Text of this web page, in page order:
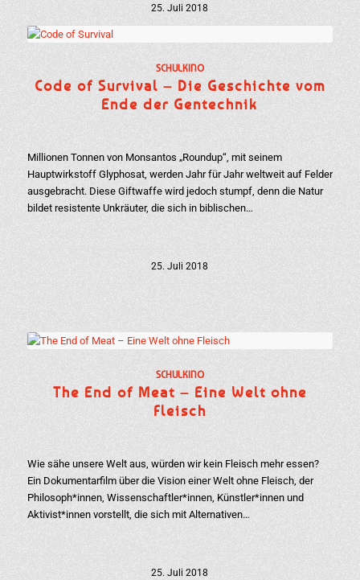
25. Juli 2018
SCHULKINO
Code of Survival – Die Geschichte vom
Ende der Gentechnik
Millionen Tonnen von Monsantos „Roundup“, mit seinem
Hauptwirkstoff Glyphosat, werden Jahr für Jahr weltweit auf Felder
ausgebracht. Diese Giftwaffe wird jedoch stumpf, denn die Natur
bildet resistente Unkräuter, die sich in biblischen…
25. Juli 2018
SCHULKINO
The End of Meat – Eine Welt ohne
Fleisch
Wie sähe unsere Welt aus, würden wir kein Fleisch mehr essen?
Ein Dokumentarfilm über die Vision einer Welt ohne Fleisch, der
Philosoph*innen, Wissenschaftler*innen, Künstler*innen und
Aktivist*innen vorstellt, die sich mit Alternativen…
25. Juli 2018